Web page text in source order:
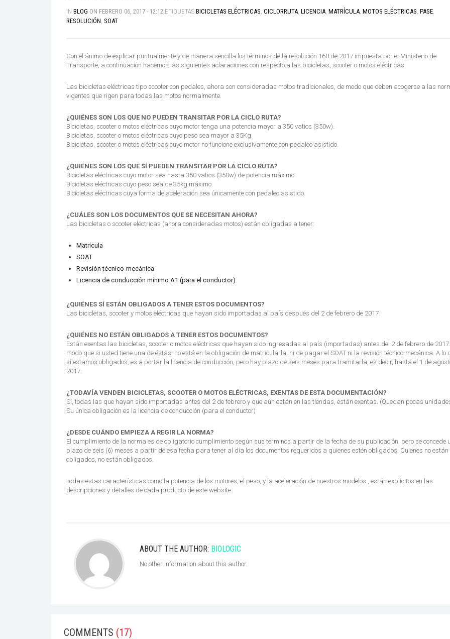
IN BLOG ON FEBRERO 06, 2017 - 12:12 ,ETIQUETAS BICICLETAS ELÉCTRICAS CICLORRUTA LICENCIA MATRÍCULA MOTOS ELÉCTRICAS PASE
RESOLUCIÓN SOAT
Con el ánimo de explicar puntualmente y de manera sencilla los términos de la resolución 160 de 2017 impuesta por el Ministerio de
Transporte, a continuación hacemos las siguientes aclaraciones con respecto a las bicicletas, scooter o motos eléctricas.
Las bicicletas eléctricas tipo scooter con pedales, ahora son consideradas motos tradicionales, de modo que deben acogerse a las
vigentes que rigen para todas las motos normalmente.
¿QUIÉNES SON LOS QUE NO PUEDEN TRANSITAR POR LA CICLO RUTA?
Bicicletas, scooter o motos eléctricas cuyo motor tenga una potencia mayor a 350 vatios (350w).
Bicicletas, scooter o motos eléctricas cuyo peso sea mayor a 35Kg.
Bicicletas, scooter o motos eléctricas cuyo motor no funcione exclusivamente con pedaleo asistido.
¿QUIÉNES SON LOS QUE SÍ PUEDEN TRANSITAR POR LA CICLO RUTA?
Bicicletas eléctricas cuyo motor sea hasta 350 vatios (350w) de potencia máximo.
Bicicletas eléctricas cuyo peso sea de 35kg máximo.
Bicicletas eléctricas cuya forma de aceleración sea únicamente con pedaleo asistido.
¿CUÁLES SON LOS DOCUMENTOS QUE SE NECESITAN AHORA?
Las bicicletas o scooter eléctricas (ahora consideradas motos) están obligadas a tener:
Matrícula
SOAT
Revisión técnico-mecánica
Licencia de conducción mínimo A1 (para el conductor)
¿QUIÉNES SÍ ESTÁN OBLIGADOS A TENER ESTOS DOCUMENTOS?
Las bicicletas, scooter y motos eléctricas que hayan sido importadas al país después del 2 de febrero de 2017.
¿QUIÉNES NO ESTÁN OBLIGADOS A TENER ESTOS DOCUMENTOS?
Están exentas las bicicletas, scooter o motos eléctricas que hayan sido ingresadas al país (importadas) antes del 2 de febrero de
modo que si usted tiene una de éstas, no está en la obligación de matricularla, ni de pagar el SOAT ni la revisión técnico-mecánica. A lo
sí estamos obligados, es a portar la licencia de conducción, pero hay plazo de seis meses para tramitarla, es decir, hasta el 1 de
2017.
¿TODAVÍA VENDEN BICICLETAS, SCOOTER O MOTOS ELÉCTRICAS, EXENTAS DE ESTA DOCUMENTACIÓN?
Sí, todas las que hayan sido importadas antes del 2 de febrero y que aún están en las tiendas, están exentas. (Quedan pocas
Su única obligación es la licencia de conducción (para el conductor)
¿DESDE CUÁNDO EMPIEZA A REGIR LA NORMA?
El cumplimiento de la norma es de obligatorio cumplimiento según sus términos a partir de la fecha de su publicación, pero se concede
plazo de seis (6) meses a partir de esa fecha para tener al día los documentos requeridos a quienes estén obligados. Quienes no están
obligados, no están obligados.
Todas estas características como la potencia de los motores, el peso, y la aceleración de nuestros modelos , están explícitos en las
descripciones y detalles de cada producto de este website.
ABOUT THE AUTHOR: BIOLOGIC
No other information about this author.
COMMENTS (17)